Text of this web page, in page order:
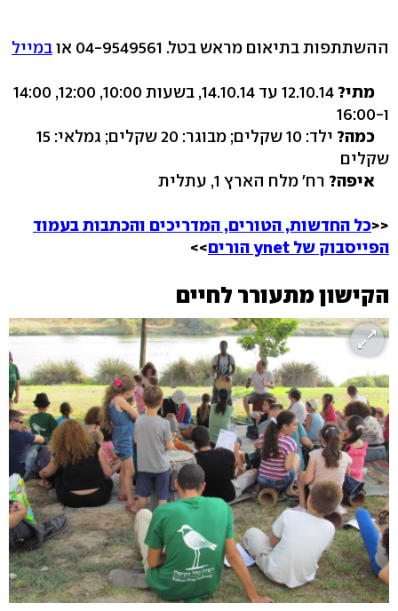
ההשתתפות בתיאום מראש בטל. 04-9549561 או במייל
מתי?
12.10.14 עד 14.10.14, בשעות 10:00, 12:00, 14:00
ו-16:00
כמה?
ילד: 10 שקלים; מבוגר: 20 שקלים; גמלאי: 15
שקלים
איפה? רח' מלח הארץ 1, עתלית
<<כל החדשות, הטורים, המדריכים והכתבות בעמוד
הפייסבוק של ynet הורים
>>
הקישון מתעורר לחיים